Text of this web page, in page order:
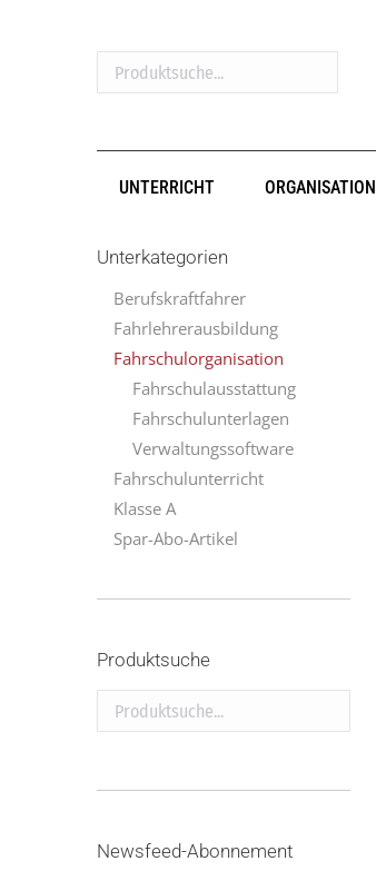
Produktsuche...
UNTERRICHT ORGANISATION
Unterkategorien
Berufskraftfahrer
Fahrlehrerausbildung
Fahrschulorganisation
Fahrschulausstattung
Fahrschulunterlagen
Verwaltungssoftware
Fahrschulunterricht
Klasse A
Spar-Abo-Artikel
Produktsuche
Produktsuche...
Newsfeed-Abonnement